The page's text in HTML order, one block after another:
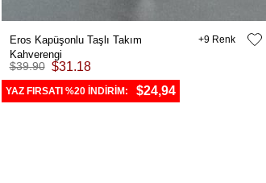
Eros Kapüşonlu Taşlı Takım
Kahverengi
$31.18
$39.90
9
YAZ FIRSATI %20 İNDİRİM: $24,94